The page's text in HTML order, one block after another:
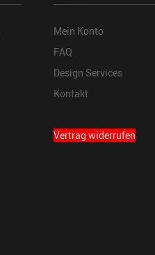
Mein Konto
FAQ
Design Services
Kontakt
Vertrag widerrufen